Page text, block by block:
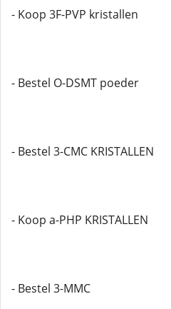
- Koop 3F-PVP kristallen
- Bestel O-DSMT poeder
- Bestel 3-CMC KRISTALLEN
- Koop a-PHP KRISTALLEN
- Bestel 3-MMC